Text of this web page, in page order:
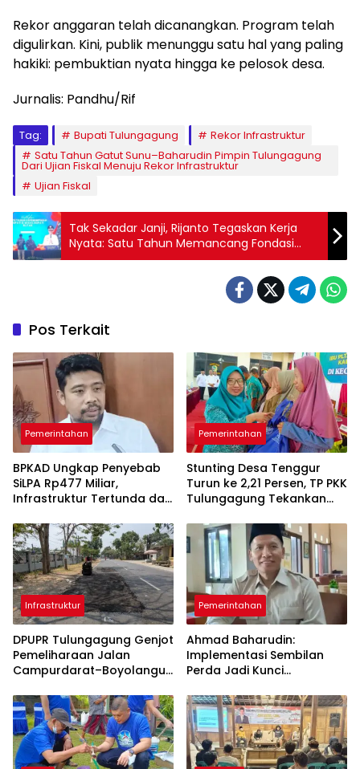
Rekor anggaran telah dicanangkan. Program telah
digulirkan. Kini, publik menunggu satu hal yang paling
hakiki: pembuktian nyata hingga ke pelosok desa.
Jurnalis: Pandhu/Rif
Tag: Bupati Tulungagung
Rekor Infrastruktur
Satu Tahun Gatut Sunu–Baharudin Pimpin Tulungagung
Dari Ujian Fiskal Menuju Rekor Infrastruktur
Ujian Fiskal
Tak Sekadar Janji, Rijanto Tegaskan Kerja
Nyata: Satu Tahun Memancang Fondasi
Blitar Berdaya
Pos Terkait
Pemerintahan
BPKAD Ungkap Penyebab
SiLPA Rp477 Miliar,
Infrastruktur Tertunda dan
Pemerintahan
Stunting Desa Tenggur
Turun ke 2,21 Persen, TP PKK
Tulungagung Tekankan
Berkelanjutan
Infrastruktur
DPUPR Tulungagung Genjot
Pemeliharaan Jalan
Campurdarat–Boyolangu,
Diperbaiki
Pemerintahan
Ahmad Baharudin:
Implementasi Sembilan
Perda Jadi Kunci
Pembangunan
Tulungagung